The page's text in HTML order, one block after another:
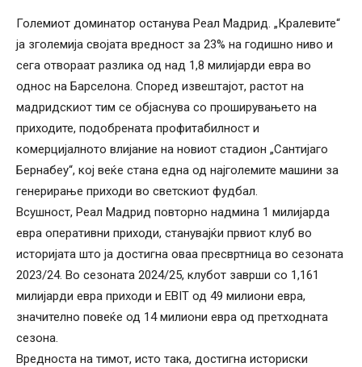
Големиот доминатор останува Реал Мадрид. „Кралевите“
ја зголемија својата вредност за 23% на годишно ниво и
сега отвораат разлика од над 1,8 милијарди евра во
однос на Барселона. Според извештајот, растот на
мадридскиот тим се објаснува со проширувањето на
приходите, подобрената профитабилност и
комерцијалното влијание на новиот стадион „Сантијаго
Бернабеу“, кој веќе стана една од најголемите машини за
генерирање приходи во светскиот фудбал.
Всушност, Реал Мадрид повторно надмина 1 милијарда
евра оперативни приходи, станувајќи првиот клуб во
историјата што ја достигна оваа пресвртница во сезоната
2023/24. Во сезоната 2024/25, клубот заврши со 1,161
милијарди евра приходи и EBIT од 49 милиони евра,
значително повеќе од 14 милиони евра од претходната
сезона.
Вредноста на тимот, исто така, достигна историски